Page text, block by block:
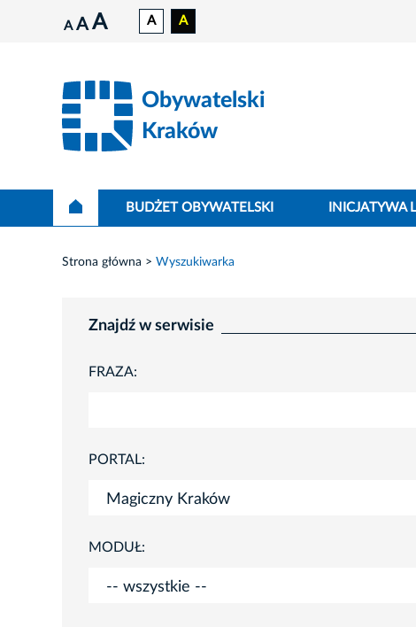
A A A A A
Obywatelski
Kraków
BUDŻET OBYWATELSKI INICJATYWA
Strona główna Wyszukiwarka
Znajdź w serwisie
FRAZA:
PORTAL:
MODUŁ: